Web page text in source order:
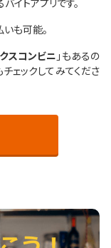
イトアプリです。
も可能。
スコンビニ 」もあるの
ェックしてみてくださ